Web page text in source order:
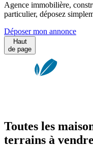
Agence immobilière,
particulier, déposez
Déposer mon annonce
Haut
de page
Toutes les
terrains à